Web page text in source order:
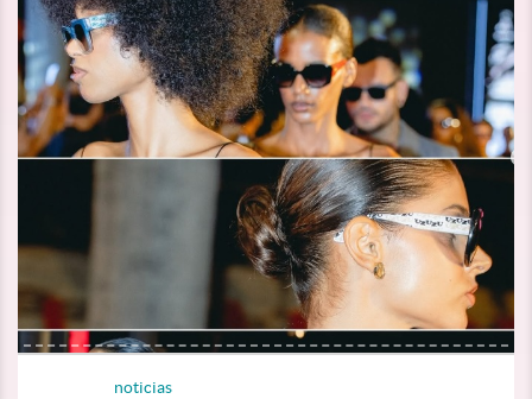
noticias